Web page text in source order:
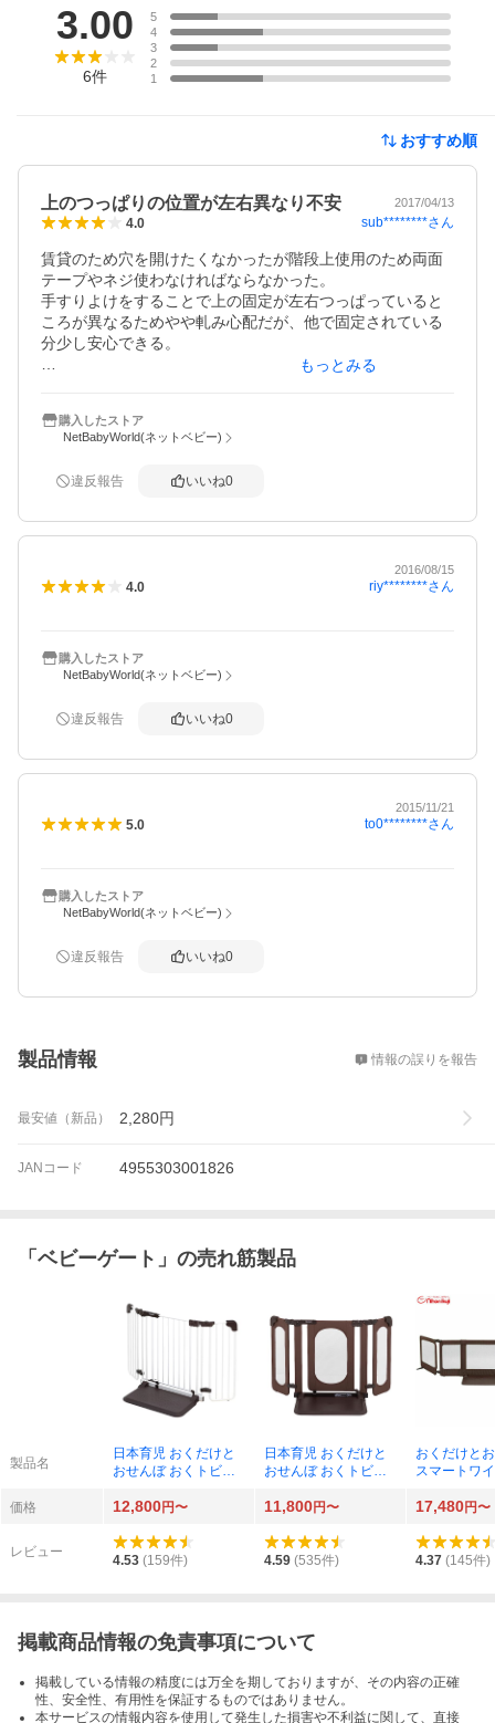
3.00
6件
5
4
3
2
1
おすすめ順
上のつっぱりの位置が左右異なり不安 2017/04/13
4.0 sub********さん
賃貸のため穴を開けたくなかったが階段上使用のため両面
テープやネジ使わなければならなかった。
手すりよけをすることで上の固定が左右つっぱっていると
ころが異なるためやや軋み心配だが、他で固定されている
分少し安心できる。
多分支えてくれる人がいればもっと早くできるものだとお
もっとみる
購入したストア
NetBabyWorld(ネットベビー)
違反報告 いいね0
2016/08/15
4.0 riy********さん
購入したストア
NetBabyWorld(ネットベビー)
違反報告 いいね0
2015/11/21
5.0 to0********さん
購入したストア
NetBabyWorld(ネットベビー)
違反報告 いいね0
製品情報 情報の誤りを報告
最安値（新品） 2,280円
JANコード 4955303001826
「 ベビーゲート 」の売れ筋製品
製品名
日本育児 おくだけと
おせんぼ おくトビラ
ール（ブラウン）
日本育児 おくだけと
おせんぼ おくトビラ
おくだけと
スマートワ
価格
12,800円〜 11,800円〜 17,480円〜
レビュー
4.53 (159件) 4.59 (535件) 4.37 (145件)
掲載商品情報の免責事項について
掲載している情報の精度には万全を期しておりますが、その内容の正確
性、安全性、有用性を保証するものではありません。
本サービスの情報内容を使用して発生した損害や不利益に関して、直接